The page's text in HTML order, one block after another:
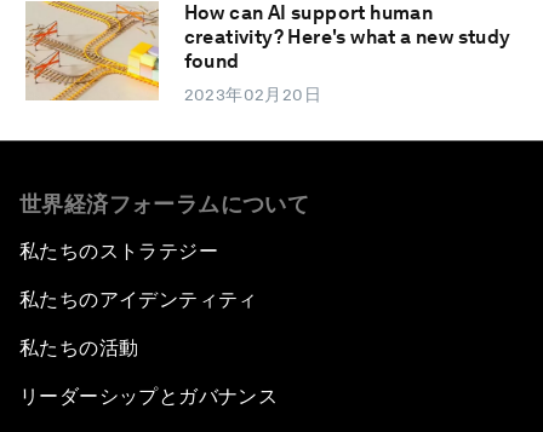
How can AI support human
creativity? Here's what a new study
found
2023年02月20日
世界経済フォーラムについて
私たちのストラテジー
私たちのアイデンティティ
私たちの活動
リーダーシップとガバナンス